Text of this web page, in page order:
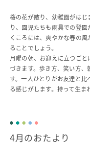
桜の花が散り、幼稚園がは
り、園児たちも雨具での登
くころには、爽やかな春の
ることでしょう。
月曜の朝、お迎えに立つご
づきます。歩き方、笑い方
す。一人ひとりがお友達と
る感じがします。持って生ま
4月のおたより